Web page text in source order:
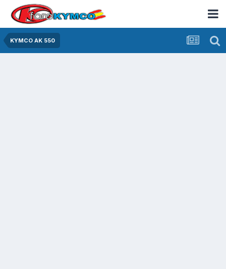
KYMCO AK 550